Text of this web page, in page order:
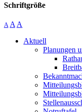
Schriftgröße
A A A
Aktuell
Planungen